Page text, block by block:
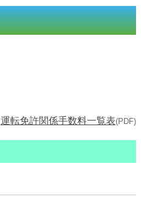
運転免許関係手数料一覧表(PDF)